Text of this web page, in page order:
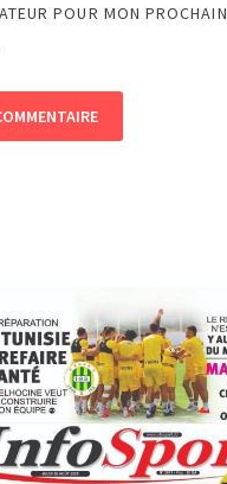
POUR MON PROCHAIN